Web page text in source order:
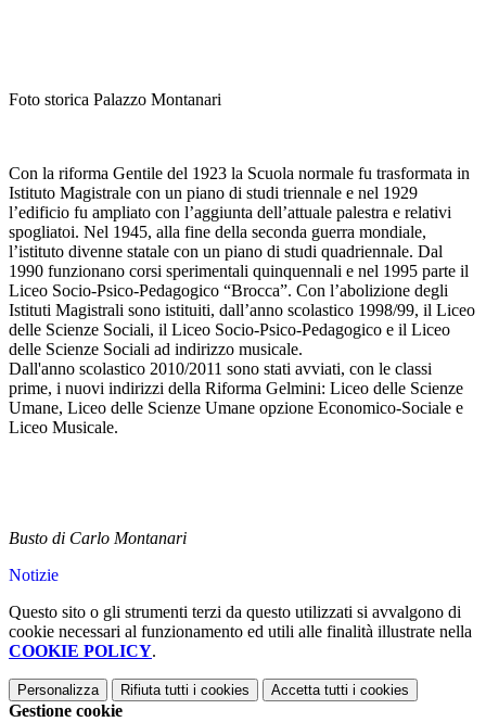
Foto storica Palazzo Montanari
Con la riforma Gentile del 1923 la Scuola normale fu trasformata in
Istituto Magistrale con un piano di studi triennale e nel 1929
l’edificio fu ampliato con l’aggiunta dell’attuale palestra e relativi
spogliatoi. Nel 1945, alla fine della seconda guerra mondiale,
l’istituto divenne statale con un piano di studi quadriennale. Dal
1990 funzionano corsi sperimentali quinquennali e nel 1995 parte il
Liceo Socio-Psico-Pedagogico “Brocca”. Con l’abolizione degli
Istituti Magistrali sono istituiti, dall’anno scolastico 1998/99, il Liceo
delle Scienze Sociali, il Liceo Socio-Psico-Pedagogico e il Liceo
delle Scienze Sociali ad indirizzo musicale.
Dall'anno scolastico 2010/2011 sono stati avviati, con le classi
prime, i nuovi indirizzi della Riforma Gelmini: Liceo delle Scienze
Umane, Liceo delle Scienze Umane opzione Economico-Sociale e
Liceo Musicale.
Busto di Carlo Montanari
Notizie
Questo sito o gli strumenti terzi da questo utilizzati si avvalgono di
cookie necessari al funzionamento ed utili alle finalità illustrate nella
COOKIE POLICY.
Personalizza Rifiuta tutti i cookies Accetta tutti i cookies
Gestione cookie